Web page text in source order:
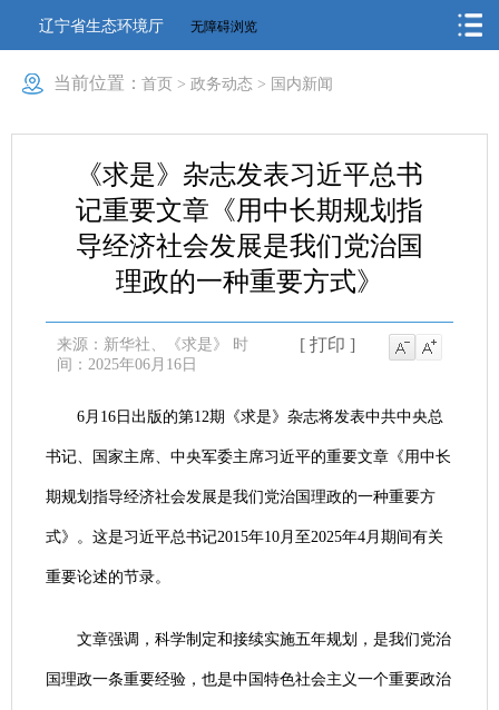
辽宁省生态环境厅 无障碍浏览
当前位置：首页 > 政务动态 > 国内新闻
《求是》杂志发表习近平总书
记重要文章《用中长期规划指
导经济社会发展是我们党治国
理政的一种重要方式》
[ 打印 ]
来源：新华社、《求是》
时
间：2025年06月16日
6月16日出版的第12期《求是》杂志将发表中共中央总
书记、国家主席、中央军委主席习近平的重要文章《用中长
期规划指导经济社会发展是我们党治国理政的一种重要方
式》。这是习近平总书记2015年10月至2025年4月期间有关
重要论述的节录。
文章强调，科学制定和接续实施五年规划，是我们党治
国理政一条重要经验，也是中国特色社会主义一个重要政治